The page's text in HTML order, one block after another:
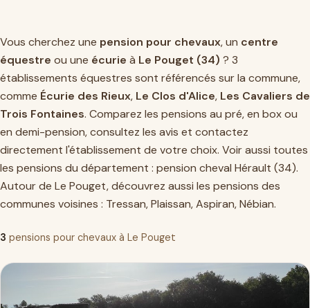
Vous cherchez une pension pour chevaux, un centre
équestre ou une écurie à Le Pouget (34) ? 3
établissements équestres sont référencés sur la commune,
comme Écurie des Rieux, Le Clos d'Alice, Les Cavaliers de
Trois Fontaines. Comparez les pensions au pré, en box ou
en demi-pension, consultez les avis et contactez
directement l'établissement de votre choix. Voir aussi toutes
les pensions du département : pension cheval Hérault (34).
Autour de Le Pouget, découvrez aussi les pensions des
communes voisines : Tressan,Plaissan,Aspiran,Nébian.
3 pensions pour chevaux à Le Pouget